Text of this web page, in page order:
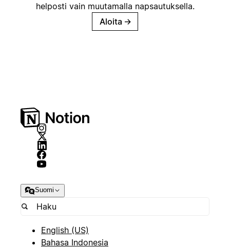
helposti vain muutamalla napsautuksella.
Aloita →
Suomi
English (US)
Bahasa Indonesia